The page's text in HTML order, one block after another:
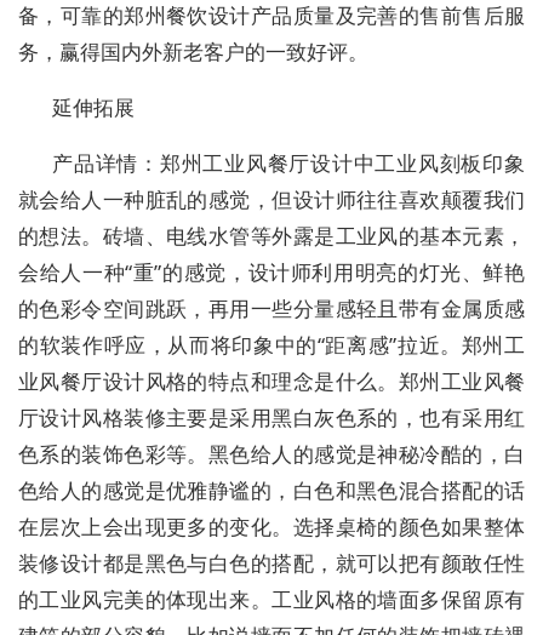
备，可靠的郑州餐饮设计产品质量及完善的售前售后服
务，赢得国内外新老客户的一致好评。
延伸拓展
产品详情：郑州工业风餐厅设计中工业风刻板印象
就会给人一种脏乱的感觉，但设计师往往喜欢颠覆我们
的想法。砖墙、电线水管等外露是工业风的基本元素，
会给人一种“重”的感觉，设计师利用明亮的灯光、鲜艳
的色彩令空间跳跃，再用一些分量感轻且带有金属质感
的软装作呼应，从而将印象中的“距离感”拉近。郑州工
业风餐厅设计风格的特点和理念是什么。郑州工业风餐
厅设计风格装修主要是采用黑白灰色系的，也有采用红
色系的装饰色彩等。黑色给人的感觉是神秘冷酷的，白
色给人的感觉是优雅静谧的，白色和黑色混合搭配的话
在层次上会出现更多的变化。选择桌椅的颜色如果整体
装修设计都是黑色与白色的搭配，就可以把有颜敢任性
的工业风完美的体现出来。工业风格的墙面多保留原有